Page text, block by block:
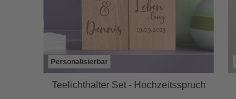
Personalisierbar
Teelichthalter Set - Hochzeitsspruch